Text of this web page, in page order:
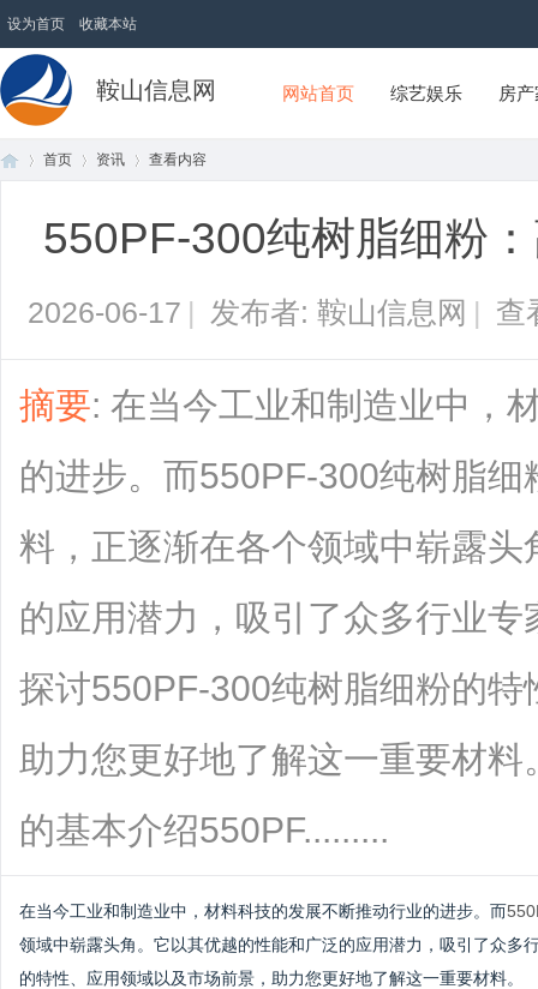
设为首页 收藏本站
鞍山信息网 网站首页 综艺娱乐 房
首页 资讯 查看内容
550PF-300纯树脂细粉
2026-06-17 | 发布者: 鞍山信息网 | 查
摘要: 在当今工业和制造业中，
的进步。而550PF-300纯树脂
料，正逐渐在各个领域中崭露
的应用潜力，吸引了众多行业
探讨550PF-300纯树脂细粉的
助力您更好地了解这一重要材
的基本介绍550PF.........
在当今工业和制造业中，材料科技的发展不断推动行业的进步。而
领域中崭露头角。它以其优越的性能和广泛的应用潜力，吸引了众
的特性、应用领域以及市场前景，助力您更好地了解这一重要材料。